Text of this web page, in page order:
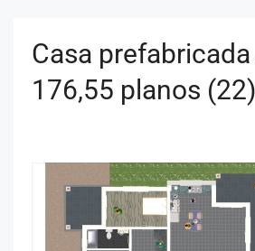
Casa
176,55 planos (22)